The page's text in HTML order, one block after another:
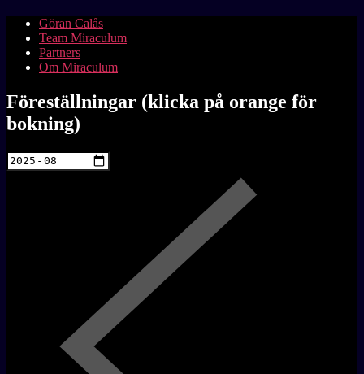
Göran Calås
Team Miraculum
Partners
Om Miraculum
Föreställningar (klicka på orange för
bokning)